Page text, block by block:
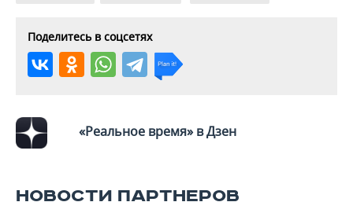
Поделитесь в соцсетях
«Реальное время» в Дзен
НОВОСТИ ПАРТНЕРОВ